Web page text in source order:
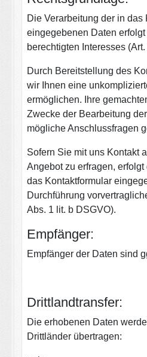
Die Verarbeitung der in das
eingegebenen Daten
berechtigten Interesses
Durch Bereitstellung des
wir Ihnen eine
ermöglichen. Ihre
Zwecke der Bearbeitung
mögliche Anschlussfragen
Sofern Sie mit uns Kontakt
Angebot zu erfragen,
das Kontaktformular
Durchführung
Abs. 1 lit. b DSGVO).
Empfänger:
Empfänger der Daten sind
Drittlandtransfer:
Die erhobenen Daten
Drittländer übertragen: